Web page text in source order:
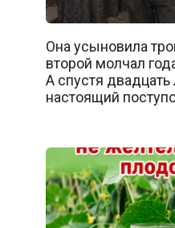
Она усыновила
второй молчал
А спустя
настоящий